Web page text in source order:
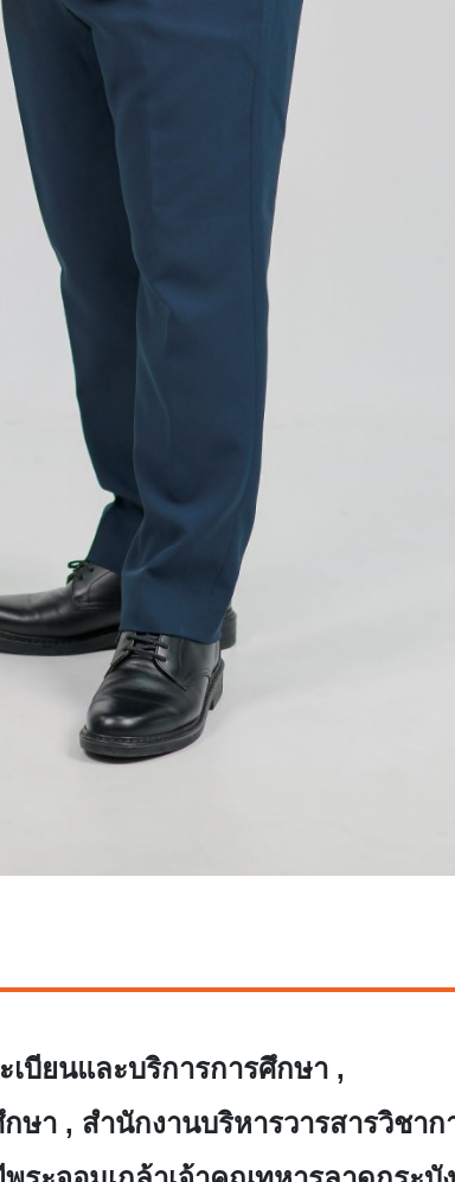
บียนและบริการการศึกษา ,
า , สำนักงานบริหารวารสารวิชาก